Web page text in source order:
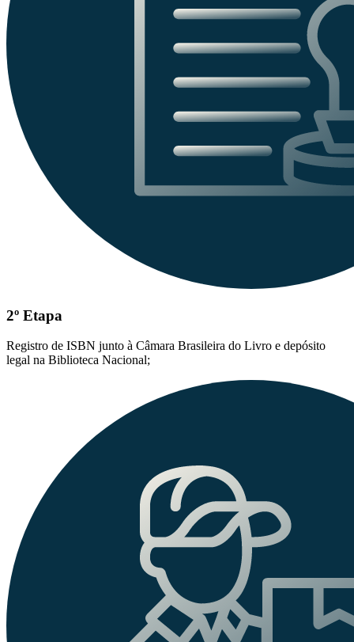
2º Etapa
Registro de ISBN junto à Câmara Brasileira do Livro e depósito
legal na Biblioteca Nacional;